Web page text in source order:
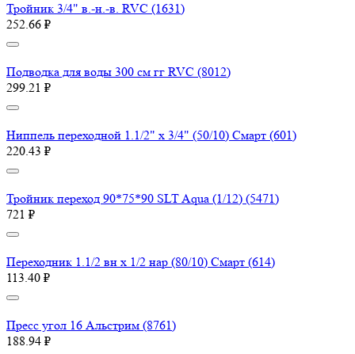
Тройник 3/4" в.-н.-в. RVC (1631)
252.66 ₽
Подводка для воды 300 см гг RVC (8012)
299.21 ₽
Ниппель переходной 1.1/2" х 3/4" (50/10) Смарт (601)
220.43 ₽
Тройник переход 90*75*90 SLT Aqua (1/12) (5471)
721 ₽
Переходник 1.1/2 вн х 1/2 нар (80/10) Смарт (614)
113.40 ₽
Пресс угол 16 Aльстрим (8761)
188.94 ₽